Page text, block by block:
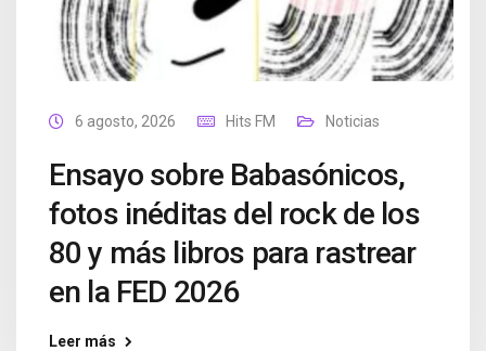
6 agosto, 2026 Hits FM Noticias
Ensayo sobre Babasónicos,
fotos inéditas del rock de los
80 y más libros para rastrear
en la FED 2026
Leer más